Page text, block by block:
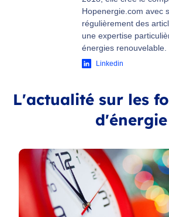
Hopenergie.com avec
régulièrement des
une expertise
énergies renouvelable.
Linkedin
L'actualité sur les
d'énergie